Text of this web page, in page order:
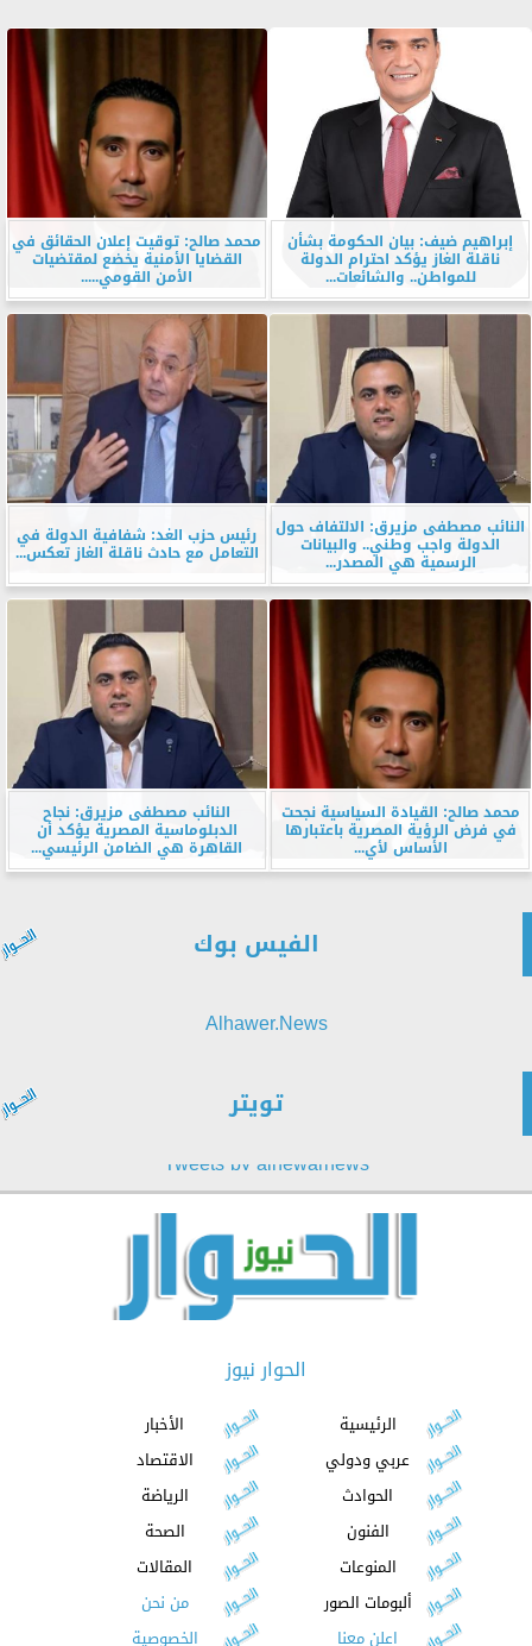
إبراهيم ضيف: بيان الحكومة بشأن
ناقلة الغاز يؤكد احترام الدولة
للمواطن.. والشائعات...
محمد صالح: توقيت إعلان الحقائق في
القضايا الأمنية يخضع لمقتضيات
الأمن القومي.....
النائب مصطفى مزيرق: الالتفاف حول
الدولة واجب وطني.. والبيانات
الرسمية هي المصدر...
رئيس حزب الغد: شفافية الدولة في
التعامل مع حادث ناقلة الغاز تعكس...
محمد صالح: القيادة السياسية نجحت
في فرض الرؤية المصرية باعتبارها
الأساس لأي...
النائب مصطفى مزيرق: نجاح
الدبلوماسية المصرية يؤكد أن
القاهرة هي الضامن الرئيسي...
الفيس بوك
Alhawer.News
تويتر
Tweets by alhewarnews
الحوار نيوز
الرئيسية
الأخبار
عربي ودولي
الاقتصاد
الحوادث
الرياضة
الفنون
الصحة
المنوعات
المقالات
ألبومات الصور
من نحن
اعلن معنا
الخصوصية